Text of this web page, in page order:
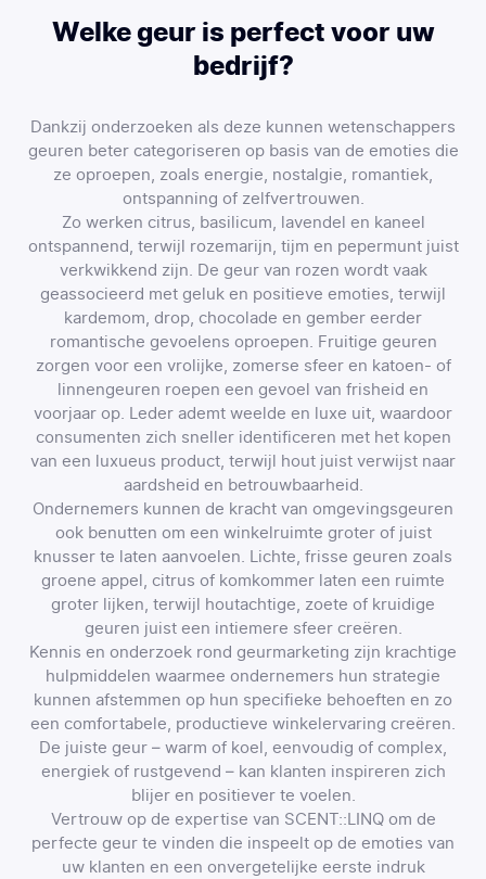
Welke geur is perfect voor uw
bedrijf?
Dankzij onderzoeken als deze kunnen wetenschappers
geuren beter categoriseren op basis van de emoties die
ze oproepen, zoals energie, nostalgie, romantiek,
ontspanning of zelfvertrouwen.
Zo werken citrus, basilicum, lavendel en kaneel
ontspannend, terwijl rozemarijn, tijm en pepermunt juist
verkwikkend zijn. De geur van rozen wordt vaak
geassocieerd met geluk en positieve emoties, terwijl
kardemom, drop, chocolade en gember eerder
romantische gevoelens oproepen. Fruitige geuren
zorgen voor een vrolijke, zomerse sfeer en katoen- of
linnengeuren roepen een gevoel van frisheid en
voorjaar op. Leder ademt weelde en luxe uit, waardoor
consumenten zich sneller identificeren met het kopen
van een luxueus product, terwijl hout juist verwijst naar
aardsheid en betrouwbaarheid.
Ondernemers kunnen de kracht van omgevingsgeuren
ook benutten om een winkelruimte groter of juist
knusser te laten aanvoelen. Lichte, frisse geuren zoals
groene appel, citrus of komkommer laten een ruimte
groter lijken, terwijl houtachtige, zoete of kruidige
geuren juist een intiemere sfeer creëren.
Kennis en onderzoek rond geurmarketing zijn krachtige
hulpmiddelen waarmee ondernemers hun strategie
kunnen afstemmen op hun specifieke behoeften en zo
een comfortabele, productieve winkelervaring creëren.
De juiste geur – warm of koel, eenvoudig of complex,
energiek of rustgevend – kan klanten inspireren zich
blijer en positiever te voelen.
Vertrouw op de expertise van SCENT::LINQ om de
perfecte geur te vinden die inspeelt op de emoties van
uw klanten en een onvergetelijke eerste indruk